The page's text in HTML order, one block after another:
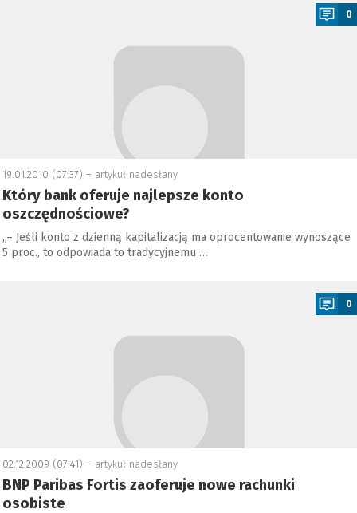
0
19.01.2010 (07:37) – artykuł nadesłany
Który bank oferuje najlepsze konto
oszczędnościowe?
„– Jeśli konto z dzienną kapitalizacją ma oprocentowanie wynoszące
5 proc., to odpowiada to tradycyjnemu …
0
02.12.2009 (07:41) – artykuł nadesłany
BNP Paribas Fortis zaoferuje nowe rachunki
osobiste